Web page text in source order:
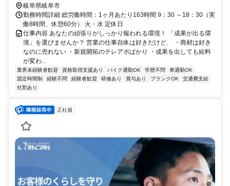
岐阜県岐阜市
勤務時間詳細 総労働時間：1ヶ月あたり163時間 9：30 ～18：30（実
働8時間、休憩60分） 火・水 定休日
仕事内容 あなたの頑張りがしっかり報われる環境！ 「成果が出る環
境」を選びませんか？ 営業の仕事自体は好きだけど、 ・商材は好き
なのに売れない ・新規開拓のテレアポばかり ・成果を出しても給料
が変わ...
業界未経験者歓迎 資格取得支援あり バイク通勤OK 学歴不問
車通勤OK
固定時間制
経験不問 経験者歓迎 研修あり 賞与あり ブランクOK
交通費支給
社割あり
正社員